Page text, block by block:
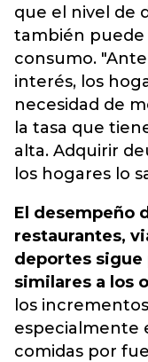
que el nivel de
también puede
consumo.
interés, los
necesidad de
la tasa que
alta. Adquirir
los hogares lo
El desempeño
restaurantes,
deportes sigue
similares a los
los
especialmente
comidas por